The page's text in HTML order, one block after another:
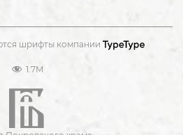
шрифты компании
1.7M